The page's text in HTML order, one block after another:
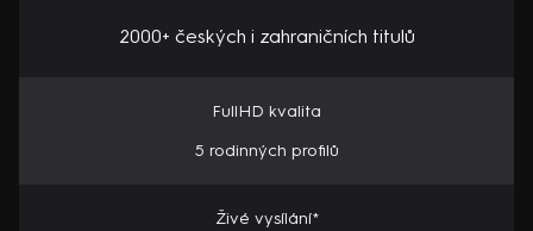
2000+ českých i zahraničních titulů
FullHD kvalita
5 rodinných profilů
Živé vysílání*